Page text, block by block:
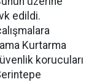
edildi.
Kurtarma
korucuları